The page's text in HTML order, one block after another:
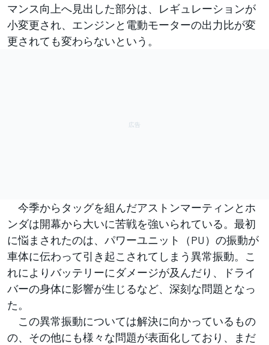
マンス向上へ見出した部分は、レギュレーションが
小変更され、エンジンと電動モーターの出力比が変
更されても変わらないという。
今季からタッグを組んだアストンマーティンとホ
ンダは開幕から大いに苦戦を強いられている。最初
に悩まされたのは、パワーユニット（PU）の振動が
車体に伝わって引き起こされてしまう異常振動。こ
れによりバッテリーにダメージが及んだり、ドライ
バーの身体に影響が生じるなど、深刻な問題となっ
た。
この異常振動については解決に向かっているもの
の、その他にも様々な問題が表面化しており、まだ